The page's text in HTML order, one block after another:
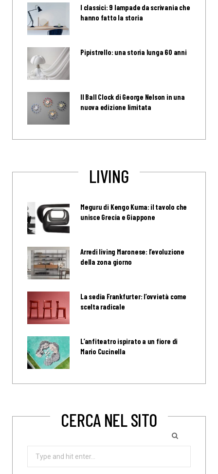
I classici: 9 lampade da scrivania che
hanno fatto la storia
Pipistrello: una storia lunga 60 anni
Il Ball Clock di George Nelson in una
nuova edizione limitata
LIVING
Meguru di Kengo Kuma: il tavolo che
unisce Grecia e Giappone
Arredi living Maronese: l’evoluzione
della zona giorno
La sedia Frankfurter: l’ovvietà come
scelta radicale
L’anfiteatro ispirato a un fiore di
Mario Cucinella
CERCA NEL SITO
Search